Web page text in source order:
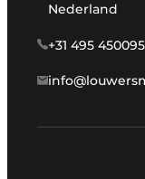
Nederland
+31 495 450095